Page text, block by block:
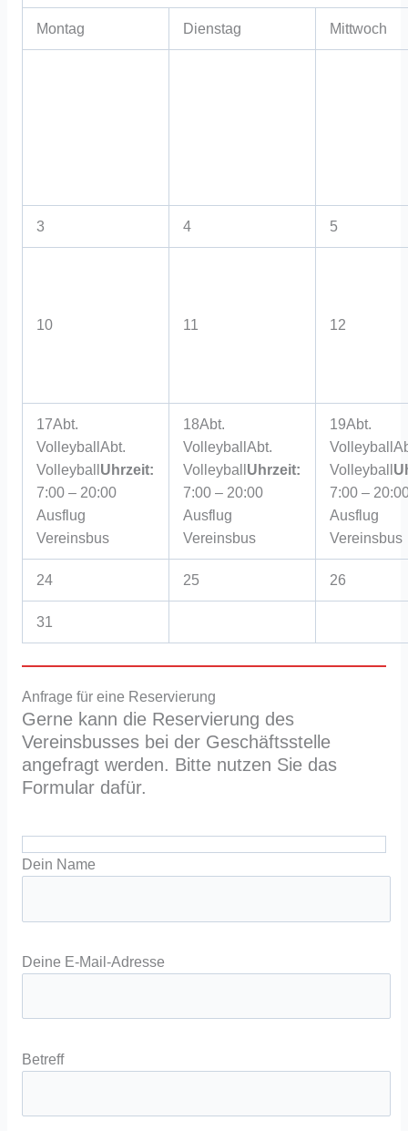
Montag Dienstag Mittwoch
3 4 5
10 11 12
17Abt.
VolleyballAbt.
Volleyball Uhrzeit:
7:00 – 20:00
Ausflug
Vereinsbus
18Abt.
VolleyballAbt.
Volleyball Uhrzeit:
7:00 – 20:00
Ausflug
Vereinsbus
19Abt.
Volleyball
Volleyball
7:00 –
Ausflug
Vereinsbus
24 25 26
31
Anfrage für eine Reservierung
Gerne kann die Reservierung des
Vereinsbusses bei der Geschäftsstelle
angefragt werden. Bitte nutzen Sie das
Formular dafür.
Dein Name
Deine E-Mail-Adresse
Betreff